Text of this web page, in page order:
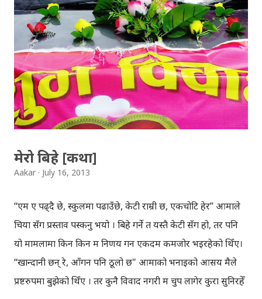
सुशिल गुप्ताले निर्माण गरेको यस साइटमा गाउँखाने कथाहरु पढ्न
सकिन्छ, अनि आफूले जानेका गाउँखाने कथाहरु साइटमा थप्न पनि
मिल्छ । भविष्यमा गाउँखाने प्रतियोगिता पनि साइटमा राख्ने सुशिलको
'प्लान' छ । प्रयोगकर्ताहरुले अहिलेको लागि आफूलाई आउने गाउँखाने
कथाहरु साइटमा थपिदिएर, गाउँखाने कथाको डेटावेस निर्माणमा
सहयोग गर्न सक्छन् । 'थप्नुहोस्' सेक्सनमा गएर गाउँखाने प्रश्न, उत्तर,
आफ्नो नाम र इमेल लेख्न...
मेरो बिहे [कथा]
Aakar July 16, 2013
“एम ए पढ्दै छे, स्कुलमा पढाउँछे, केटी राम्री छ, एकचोटि हेर” आमाले
चिया सँग प्रस्ताव पस्कनु भयो । बिहे गर्ने त यस्तै केटी सँग हो, तर पनि
यो मामलामा किन किन म निर्णय गर्न एकदम कमजोर भइरहेको थिँए।
“खान्दानी छन् रे, आँगन पनि ठूलो छ" आमाको भनाईको आसय मैले
प्रष्टरुपमा बुझेको थिँए । तर कुनै विवाद नगरी म चुप लागेर कुरा सुनिरहेँ